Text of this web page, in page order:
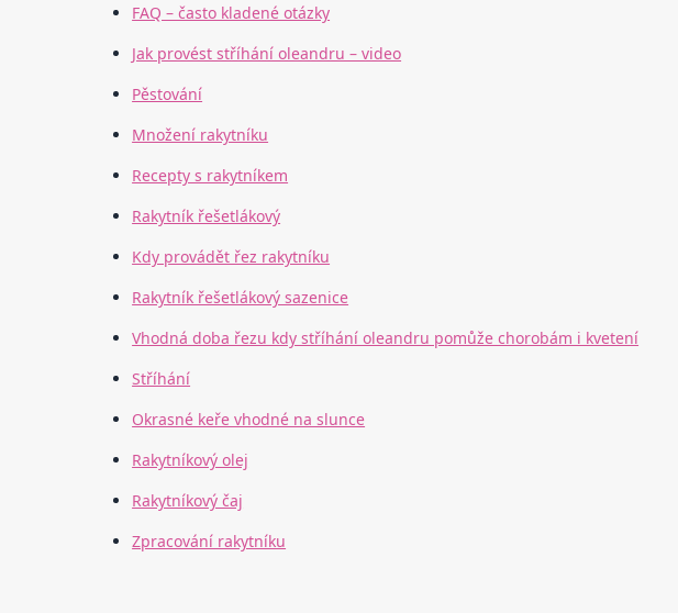
FAQ – často kladené otázky
Jak provést stříhání oleandru – video
Pěstování
Množení rakytníku
Recepty s rakytníkem
Rakytník řešetlákový
Kdy provádět řez rakytníku
Rakytník řešetlákový sazenice
Vhodná doba řezu kdy stříhání oleandru pomůže chorobám i kvetení
Stříhání
Okrasné keře vhodné na slunce
Rakytníkový olej
Rakytníkový čaj
Zpracování rakytníku